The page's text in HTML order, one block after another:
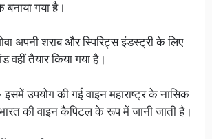
गया है।
अपनी शराब और स्पिरिट्स इंडस्ट्री के लिए
वहीं तैयार किया गया है।
उपयोग की गई वाइन महाराष्ट्र के नासिक
की वाइन कैपिटल के रूप में जानी जाती है।